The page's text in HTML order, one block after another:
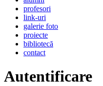
profesori
link-uri
galerie foto
proiecte
bibliotecă
contact
Autentificare